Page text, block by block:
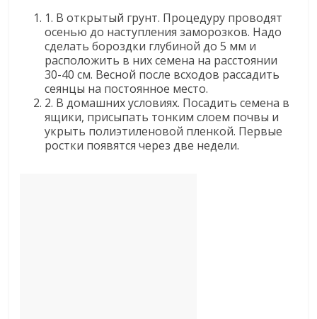
1. В открытый грунт. Процедуру проводят
осенью до наступления заморозков. Надо
сделать бороздки глубиной до 5 мм и
расположить в них семена на расстоянии
30-40 см. Весной после всходов рассадить
сеянцы на постоянное место.
2. В домашних условиях. Посадить семена в
ящики, присыпать тонким слоем почвы и
укрыть полиэтиленовой пленкой. Первые
ростки появятся через две недели.